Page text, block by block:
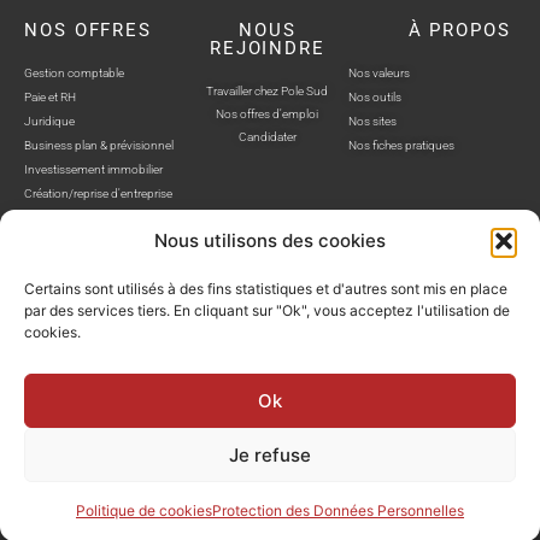
Nous utilisons des cookies
Certains sont utilisés à des fins statistiques et d'autres sont mis en place
par des services tiers. En cliquant sur "Ok", vous acceptez l'utilisation de
cookies.
Ok
Je refuse
Politique de cookiesProtection des Données Personnelles
NOS OFFRES
Gestion comptable
Paie et RH
Juridique
Business plan & prévisionnel
Investissement immobilier
Création/reprise d'entreprise
NOUS
REJOINDRE
Travailler chez Pole Sud
Nos offres d'emploi
Candidater
À PROPOS
Nos valeurs
Nos outils
Nos sites
Nos fiches pratiques
POLE SUD, TOUS DROITS RÉSERVÉS © SITE WEB RÉALISÉ PAR AUSTRA
Politique de confidentialitéMentions légalesGestion cookies